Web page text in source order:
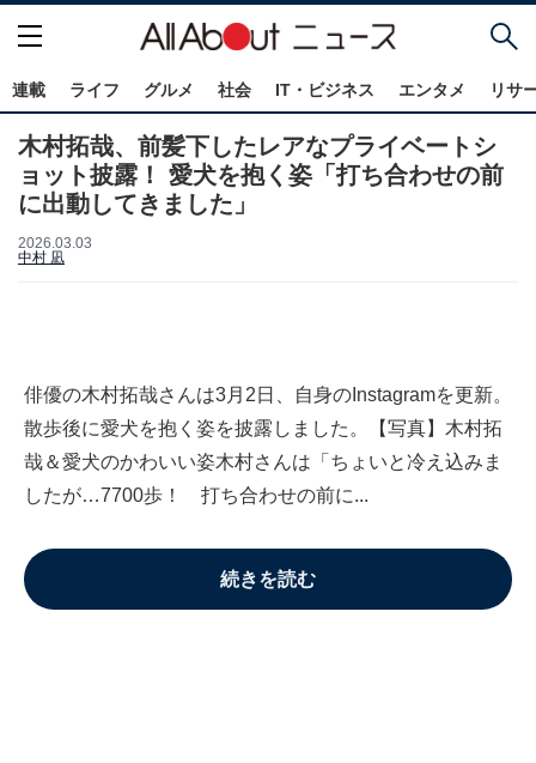
連載 ライフ グルメ 社会 IT・ビジネス エンタメ リサ
木村拓哉、前髪下したレアなプライベートシ
ョット披露！ 愛犬を抱く姿「打ち合わせの前
に出動してきました」
2026.03.03
中村 凪
俳優の木村拓哉さんは3月2日、自身のInstagramを更新。
散歩後に愛犬を抱く姿を披露しました。【写真】木村拓
哉＆愛犬のかわいい姿木村さんは「ちょいと冷え込みま
したが…7700歩！ 打ち合わせの前に...
続きを読む